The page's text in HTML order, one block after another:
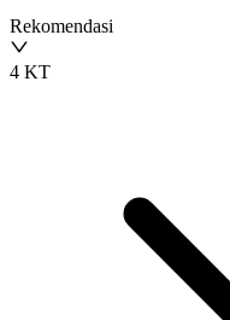
Rekomendasi
4 KT